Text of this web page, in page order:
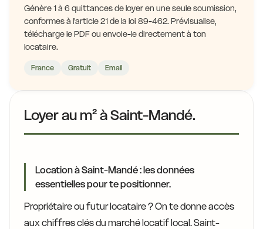
Génère 1 à 6 quittances de loyer en une seule soumission,
conformes à l'article 21 de la loi 89-462. Prévisualise,
télécharge le PDF ou envoie-le directement à ton
locataire.
France Gratuit Email
Loyer au m² à Saint-Mandé.
Location à Saint-Mandé : les données
essentielles pour te positionner.
Propriétaire ou futur locataire ? On te donne accès
aux chiffres clés du marché locatif local. Saint-